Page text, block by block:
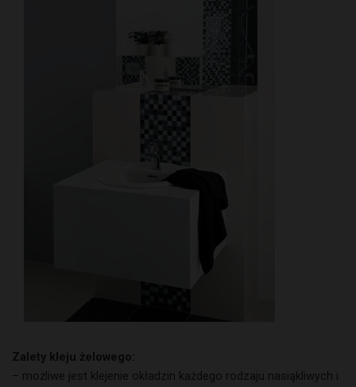
Zalety kleju żelowego:
– możliwe jest klejenie okładzin każdego rodzaju nasiąkliwych i